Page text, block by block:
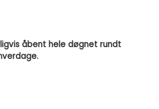
åbent hele døgnet rundt